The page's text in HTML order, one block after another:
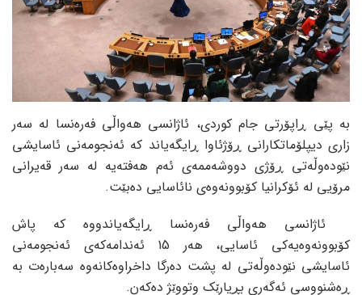
بە پێی ڕاپۆرتی جام کوردی، ئاژانسی هەواڵی فەرەنسا لە سەر
زاری دیپلۆماتکارانی ڕۆژئاوا ڕایگەیاند کە ئەنجومەنی ئاسایشی
نێودەوڵەتی ڕۆژی دووشەممەی ئەم هەفتەیە لە سەر قەیرانی
مرۆیی لە ئۆکرانیا کۆبوونەوەی نائاسایی دەبێت.
ئاژانسی هەواڵی فەرەنسا ڕایگەیاندووە کە پاش
کۆبوونەوەیەکی ئاسایی، هەر 15 ئەندامەکەی ئەنجومەنی
ئاسایشی نێودەوڵەتی لە پشت دەرگا داخراوەکانەوە سەبارەت بە
ڕەشنووسی ئەگەری بڕیارێک وتووێژ دەکەن.